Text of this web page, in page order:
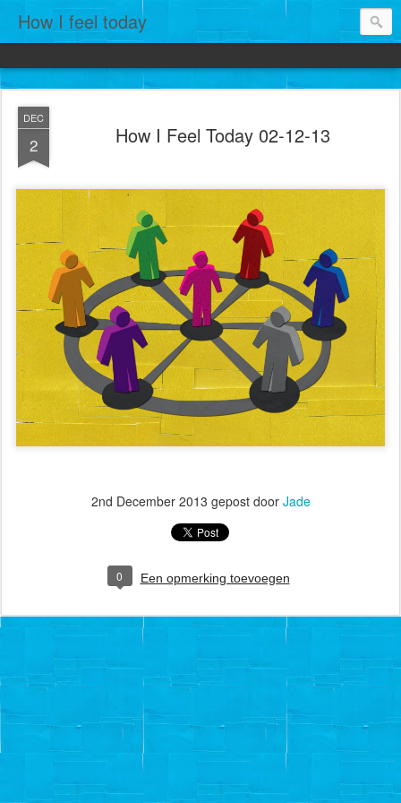
How I feel today
DEC
2 How I Feel Today 02-12-13
2nd December 2013 gepost door Jade
0 Een opmerking toevoegen